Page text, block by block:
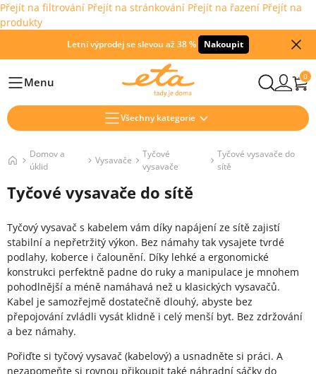
Přejít na filtrování Přejít na stránkování Přejít na řazení Přejít na
produkty
Letní výprodej se slevou až 38 % Nakoupit
HlavníMenu 0
Všechny kategorie
Domov a
úklid
Vysavače
Tyčové
vysavače
Tyčové vysavače do
sítě
Tyčové vysavače do sítě
Tyčový vysavač s kabelem vám díky napájení ze sítě zajistí
stabilní a nepřetržitý výkon. Bez námahy tak vysajete tvrdé
podlahy, koberce i čalounění. Díky lehké a ergonomické
konstrukci perfektně padne do ruky a manipulace je mnohem
pohodlnější a méně namáhavá než u klasických vysavačů.
Kabel je samozřejmě dostatečně dlouhý, abyste bez
přepojování zvládli vysát klidně i celý menší byt. Bez zdržování
a bez námahy.
Pořiďte si tyčový vysavač (kabelový) a usnadněte si práci. A
nezapomeňte si rovnou přikoupit také náhradní sáčky do